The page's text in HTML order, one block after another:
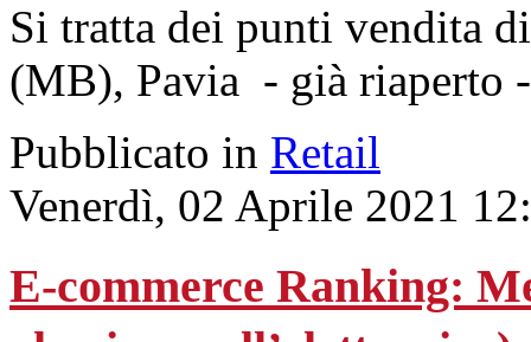
Si tratta dei punti vendita
(MB), Pavia - già riaperto
Pubblicato in Retail
Venerdì, 02 Aprile 2021
E-commerce Ranking: